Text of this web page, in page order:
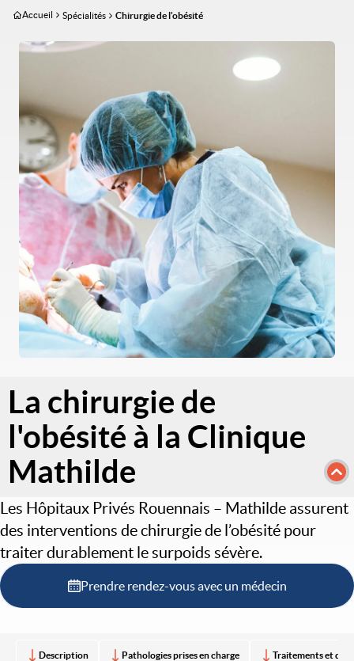
Aller
contenu
Accueil Spécialités Chirurgie de l'obésité
Image
La chirurgie de
l'obésité à la Clinique
Mathilde
Les Hôpitaux Privés Rouennais – Mathilde assurent
des interventions de chirurgie de l’obésité pour
traiter durablement le surpoids sévère.
Prendre rendez-vous avec un médecin
Description Pathologies prises en charge Traitements et